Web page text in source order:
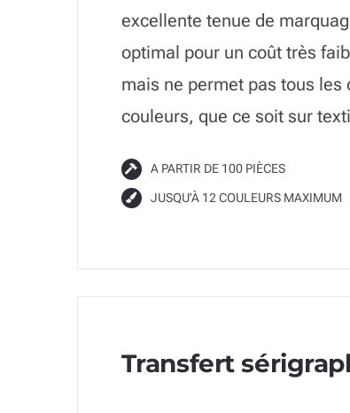
excellente tenue de
optimal pour un coût très
mais ne permet pas tous
couleurs, que ce soit sur
A PARTIR DE 100 PIÈCES
JUSQU’À 12 COULEURS MAXIMUM
Transfert